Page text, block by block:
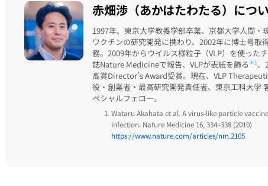
赤畑渉（あかはたわたる）につ
1997年、東京大学教養学部卒業、京都大学人間
ワクチンの研究開発に携わり、2002年に博士号
務。2009年からウイルス様粒子（VLP）を使った
誌Nature Medicineで報告、VLPが表紙を飾る ＊1。
高賞Director’s Award受賞。現在、VLP
役・創業者・最高研究開発責任者、東京工科大学
ペシャルフェロー。
Wataru Akahata et al. A virus-like particle
infection. Nature Medicine 16, 334–338 (2010)
https://www.nature.com/articles/nm.2105